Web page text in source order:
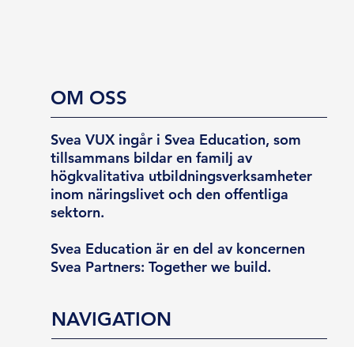
OM OSS
Svea VUX ingår i Svea Education, som
tillsammans bildar en familj av
högkvalitativa utbildningsverksamheter
inom näringslivet och den offentliga
sektorn.
Svea Education är en del av koncernen
Svea Partners: Together we build.
NAVIGATION